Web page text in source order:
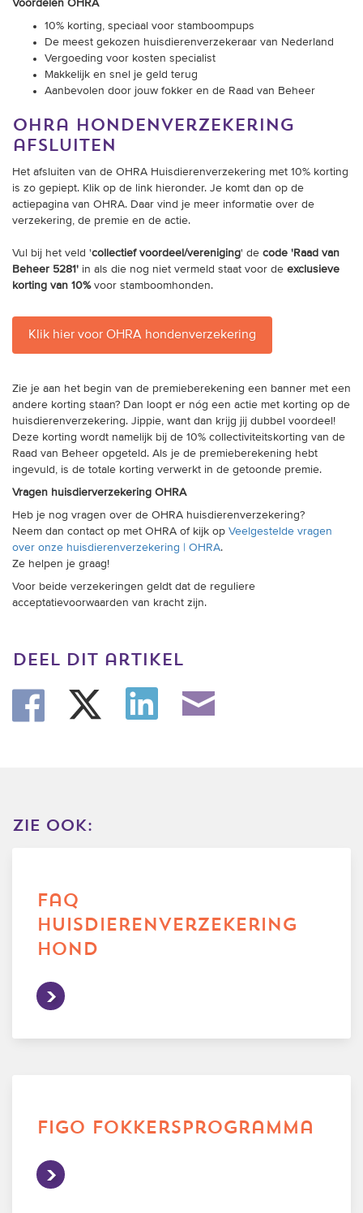
Voordelen OHRA
10% korting, speciaal voor stamboompups
De meest gekozen huisdierenverzekeraar van Nederland
Vergoeding voor kosten specialist
Makkelijk en snel je geld terug
Aanbevolen door jouw fokker en de Raad van Beheer
ohra hondenverzekering
afsluiten
Het afsluiten van de OHRA Huisdierenverzekering met 10% korting
is zo gepiept. Klik op de link hieronder. Je komt dan op de
actiepagina van OHRA. Daar vind je meer informatie over de
verzekering, de premie en de actie.
Vul bij het veld 'collectief voordeel/vereniging' de code 'Raad van
Beheer 5281' in als die nog niet vermeld staat voor de exclusieve
korting van 10%voor stamboomhonden.
Klik hier voor OHRA hondenverzekering
Zie je aan het begin van de premieberekening een banner met een
andere korting staan? Dan loopt er nóg een actie met korting op de
huisdierenverzekering. Jippie, want dan krijg jij dubbel voordeel!
Deze korting wordt namelijk bij de 10% collectiviteitskorting van de
Raad van Beheer opgeteld. Als je de premieberekening hebt
ingevuld, is de totale korting verwerkt in de getoonde premie.
Vragen huisdierverzekering OHRA
Heb je nog vragen over de OHRA huisdierenverzekering?
Neem dan contact op met OHRA of kijk op Veelgestelde vragen
over onze huisdierenverzekering | OHRA.
Ze helpen je graag!
Voor beide verzekeringen geldt dat de reguliere
acceptatievoorwaarden van kracht zijn.
deel dit artikel
zie ook:
faq
huisdierenverzekering
hond
figo fokkersprogramma